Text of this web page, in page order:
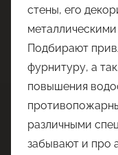
стены, его
Подбирают
фурнитуру, а
повышения
различными
забывают и про